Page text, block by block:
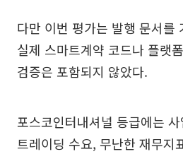
다만 이번 평가는 발행 문서를
실제 스마트계약 코드나 플랫
검증은 포함되지 않았다.
포스코인터내셔널 등급에는
트레이딩 수요, 무난한 재무지